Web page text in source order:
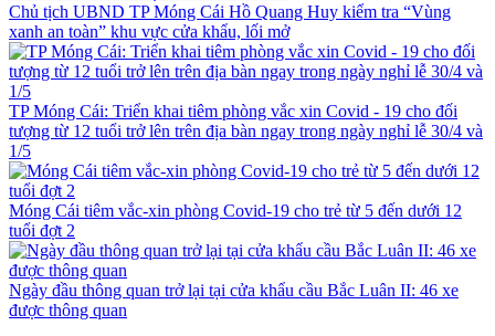
Chủ tịch UBND TP Móng Cái Hồ Quang Huy kiểm tra “Vùng
xanh an toàn” khu vực cửa khẩu, lối mở
TP Móng Cái: Triển khai tiêm phòng vắc xin Covid - 19 cho đối
tượng từ 12 tuổi trở lên trên địa bàn ngay trong ngày nghỉ lễ 30/4 và
1/5
Móng Cái tiêm vắc-xin phòng Covid-19 cho trẻ từ 5 đến dưới 12
tuổi đợt 2
Ngày đầu thông quan trở lại tại cửa khẩu cầu Bắc Luân II: 46 xe
được thông quan